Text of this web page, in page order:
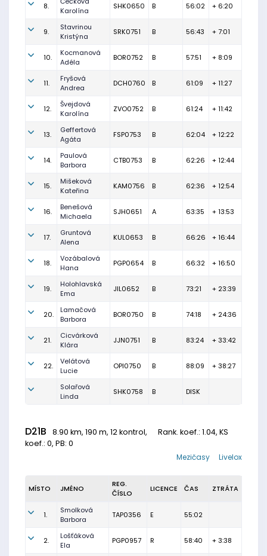
8.
Karolína
SHK0650 B 56:02 + 6:20
9.
Stavrinou
Kristýna
SRK0751 B 56:43 + 7:01
10.
Kocmanová
Adéla
BOR0752 B 57:51 + 8:09
11.
Fryšová
Andrea
DCH0760 B 61:09 + 11:27
12.
Švejdová
Karolína
ZVO0752 B 61:24 + 11:42
13.
Geffertová
Agáta
FSP0753 B 62:04 + 12:22
14.
Paulová
Barbora
CTB0753 B 62:26 + 12:44
15.
Mišeková
Kateřina
KAM0756 B 62:36 + 12:54
16.
Benešová
Michaela
SJH0651 A 63:35 + 13:53
17.
Gruntová
Alena
KUL0653 B 66:26 + 16:44
18.
Vozábalová
Hana
PGP0654 B 66:32 + 16:50
19.
Holohlavská
Ema
JIL0652 B 73:21 + 23:39
20.
Lamačová
Barbora
BOR0750 B 74:18 + 24:36
21.
Cicvárková
Klára
JJN0751 B 83:24 + 33:42
22.
Velátová
Lucie
OPI0750 B 88:09 + 38:27
Solařová
Linda
SHK0758 B DISK
D21B 8.90 km, 190 m, 12 kontrol, Rank. koef.: 1.04, KS
koef.: 0, PB: 0
Livelox
Mezičasy
MÍSTO JMÉNO
REG.
ČÍSLO
LICENCE ČAS ZTRÁTA
1.
Smolková
Barbora
TAP0356 E 55:02
2.
Lošťáková
Ela
PGP0957 R 58:40 + 3:38